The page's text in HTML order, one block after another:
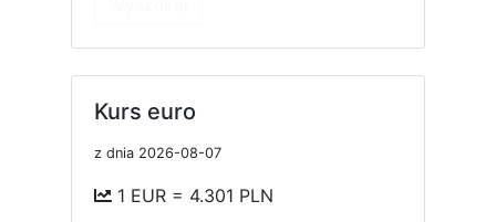
Kurs euro
z dnia 2026-08-07
1 EUR = 4.301 PLN